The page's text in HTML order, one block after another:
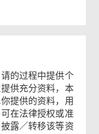
的过程中提供个
供充分资料，本
提供的资料，用
在法律授权或准
露／转移该等资